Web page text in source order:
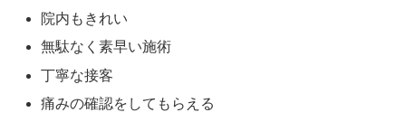
院内もきれい
無駄なく素早い施術
丁寧な接客
痛みの確認をしてもらえる